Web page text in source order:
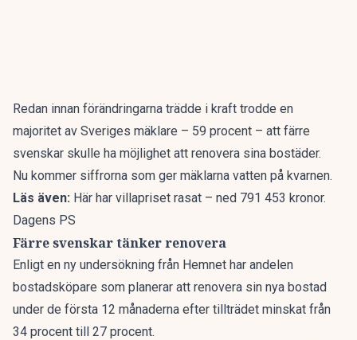
Redan innan förändringarna trädde i kraft trodde en
majoritet av Sveriges mäklare – 59 procent – att färre
svenskar skulle ha möjlighet att renovera sina bostäder.
Nu kommer siffrorna som ger mäklarna vatten på kvarnen.
Läs även: Här har villapriset rasat – ned 791 453 kronor.
Dagens PS
Färre svenskar tänker renovera
Enligt en ny undersökning från Hemnet har andelen
bostadsköpare som planerar att renovera sin nya bostad
under de första 12 månaderna efter tillträdet minskat från
34 procent till 27 procent.